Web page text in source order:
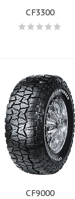
CF3300
CF9000